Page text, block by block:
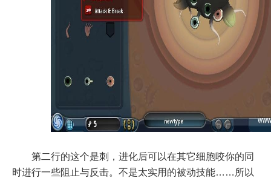
第二行的这个是刺，进化后可以在其它细胞咬你的同
时进行一些阻止与反击。不是太实用的被动技能……所以